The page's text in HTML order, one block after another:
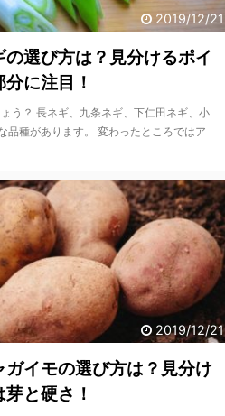
2019/12/21
の選び方は？見分けるポイ
に注目！
う？ 長ネギ、九条ネギ、下仁田ネギ、小
品種があります。 変わったところではア
2019/12/21
ガイモの選び方は？見分け
と硬さ！